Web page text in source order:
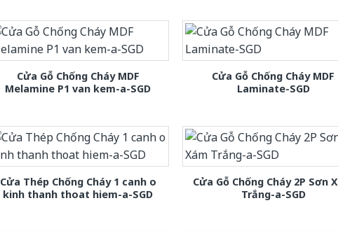
Cửa Gỗ Chống Cháy MDF
Melamine P1 van kem-a-SGD
Cửa Gỗ Chống Cháy MDF
Laminate-SGD
Cửa Thép Chống Cháy 1 canh o
kinh thanh thoat hiem-a-SGD
Cửa Gỗ Chống Cháy 2P Sơn
Trắng-a-SGD